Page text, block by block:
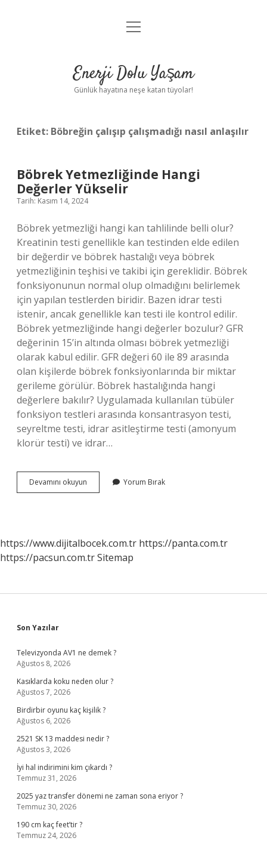
Anasayfa
Yasal Uyarı
menüyü
Enerji Dolu Yaşam
Günlük hayatına neşe katan tüyolar!
Etiket: Böbreğin çalışıp çalışmadığı nasıl anlaşılır
Böbrek Yetmezliğinde Hangi
Değerler Yükselir
Tarih: Kasım 14, 2024
Böbrek yetmezliği hangi kan tahlilinde belli olur?
Kreatinin testi genellikle kan testinden elde edilen
bir değerdir ve böbrek hastalığı veya böbrek
yetmezliğinin teşhisi ve takibi için gereklidir. Böbrek
fonksiyonunun normal olup olmadığını belirlemek
için yapılan testlerden biridir. Bazen idrar testi
istenir, ancak genellikle kan testi ile kontrol edilir.
Böbrek yetmezliğinde hangi değerler bozulur? GFR
değerinin 15’in altında olması böbrek yetmezliği
olarak kabul edilir. GFR değeri 60 ile 89 arasında
olan kişilerde böbrek fonksiyonlarında bir miktar
gerileme görülür. Böbrek hastalığında hangi
değerlere bakılır? Uygulamada kullanılan tübüler
fonksiyon testleri arasında konsantrasyon testi,
seyreltme testi, idrar asitleştirme testi (amonyum
klorür testi) ve idrar…
Devamını okuyun
Yetmezliğinde
Yorum Bırak
https://www.dijitalbocek.com.tr https://panta.com.tr
https://pacsun.com.trSitemap
Sidebar
Son Yazılar
Televizyonda AV1 ne demek ?
Ağustos 8, 2026
Kasıklarda koku neden olur ?
Ağustos 7, 2026
Birdirbir oyunu kaç kişilik ?
Ağustos 6, 2026
2521 SK 13 maddesi nedir ?
Ağustos 3, 2026
İyi hal indirimini kim çıkardı ?
Temmuz 31, 2026
2025 yaz transfer dönemi ne zaman sona eriyor ?
Temmuz 30, 2026
190 cm kaç feet’tir ?
Temmuz 24, 2026